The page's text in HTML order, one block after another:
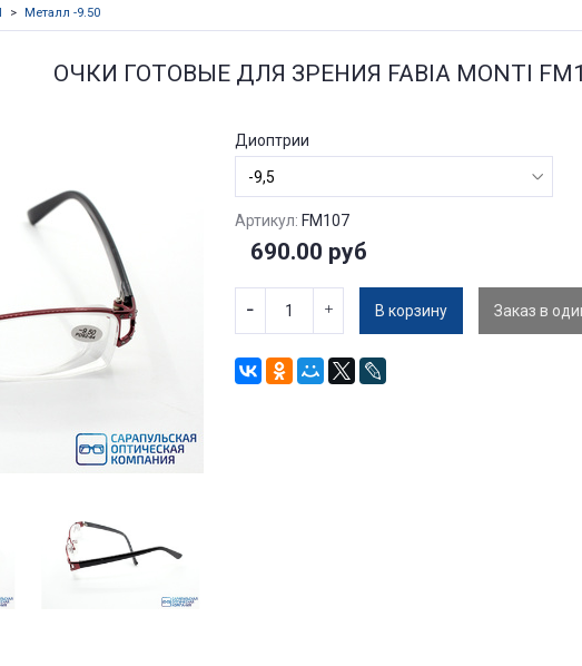
Металл -9.50
ОЧКИ ГОТОВЫЕ ДЛЯ ЗРЕНИЯ FABIA MONTI
Диоптрии
Артикул: FM107
690.00 руб
В корзину Заказ в